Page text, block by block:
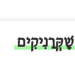
שָׁקְּרַנִיקִים